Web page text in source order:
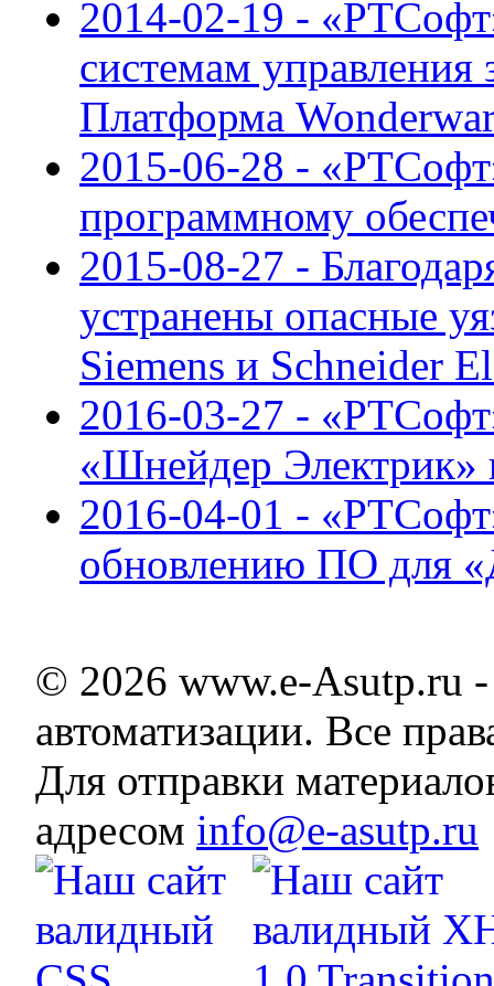
2014-02-19 -
системам управления
Платформа
2015-06-28 -
программному
2015-08-27 -
устранены опасные
Siemens и Schneider
2016-03-27 -
«Шнейдер Электрик»
2016-04-01 -
обновлению ПО для
© 2026 www.e-Asutp.ru
автоматизации. Все
Для отправки
адресом info@e-asutp.ru